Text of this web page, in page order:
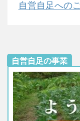
自営自足への
自営自足の事業